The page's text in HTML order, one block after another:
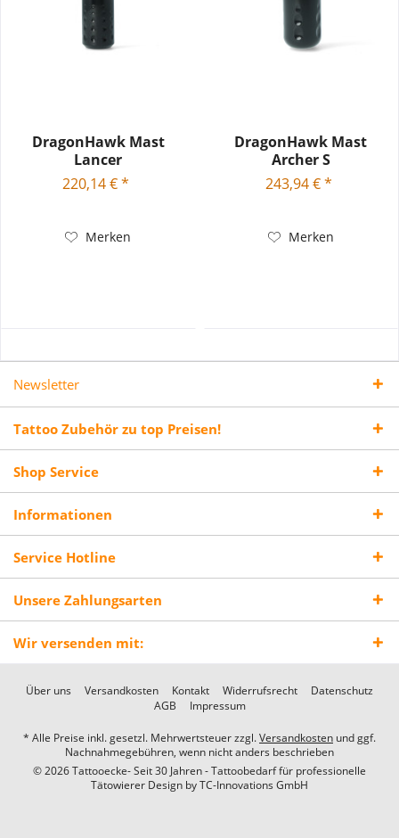
DragonHawk Mast
Lancer
220,14 € *
Merken
DragonHawk Mast
Archer S
243,94 € *
Merken
Newsletter
Tattoo Zubehör zu top Preisen!
Shop Service
Informationen
Service Hotline
Unsere Zahlungsarten
Wir versenden mit:
Über uns Versandkosten Kontakt Widerrufsrecht
Datenschutz
AGB
Impressum
* Alle Preise inkl. gesetzl. Mehrwertsteuer zzgl.Versandkosten und ggf.
Nachnahmegebühren, wenn nicht anders beschrieben
© 2026 Tattooecke- Seit 30 Jahren - Tattoobedarf für professionelle
Tätowierer Design byTC-Innovations GmbH